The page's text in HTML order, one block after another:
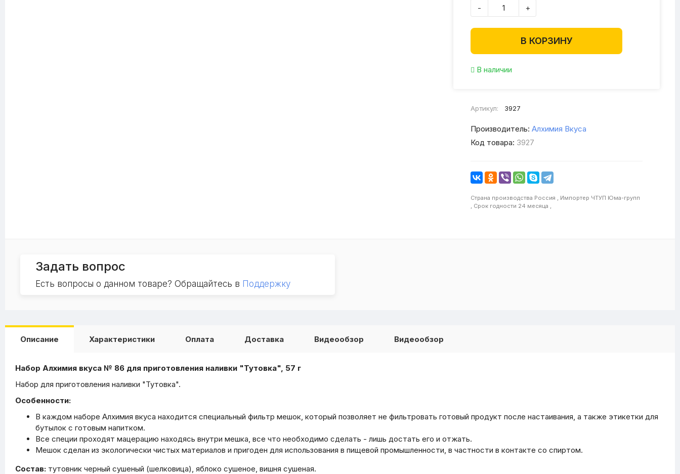
-
+
В КОРЗИНУ
В наличии
Артикул: 3927
Производитель: Алхимия Вкуса
Код товара: 3927
Страна производства Россия , Импортер ЧТУП Юма-групп
, Срок годности 24 месяца ,
Задать вопрос
Есть вопросы о данном товаре? Обращайтесь в Поддержку
Описание Характеристики Оплата Доставка Видеообзор Видеообзор
Набор Алхимия вкуса № 86 для приготовления наливки "Тутовка", 57 г
Набор для приготовления наливки "Тутовка".
Особенности:
В каждом наборе Алхимия вкуса находится специальный фильтр мешок, который позволяет не фильтровать готовый продукт после настаивания, а также этикетки для
бутылок с готовым напитком.
Все специи проходят мацерацию находясь внутри мешка, все что необходимо сделать - лишь достать его и отжать.
Мешок сделан из экологически чистых материалов и пригоден для использования в пищевой промышленности, в частности в контакте со спиртом.
Состав: тутовник черный сушеный (шелковица), яблоко сушеное, вишня сушеная.